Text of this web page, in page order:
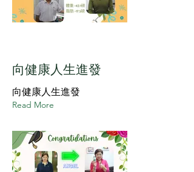
向健康人生進發
向健康人生進發
Read More